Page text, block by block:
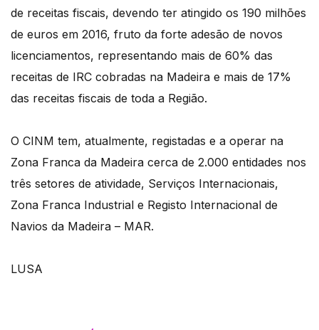
de receitas fiscais, devendo ter atingido os 190 milhões
de euros em 2016, fruto da forte adesão de novos
licenciamentos, representando mais de 60% das
receitas de IRC cobradas na Madeira e mais de 17%
das receitas fiscais de toda a Região.
O CINM tem, atualmente, registadas e a operar na
Zona Franca da Madeira cerca de 2.000 entidades nos
três setores de atividade, Serviços Internacionais,
Zona Franca Industrial e Registo Internacional de
Navios da Madeira – MAR.
LUSA